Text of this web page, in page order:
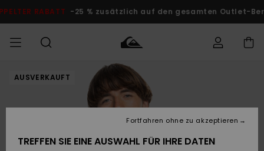
zur
Produktinformation
DOPPELTER RABATT -25 % zusätzlich auf den gesamten
MÄNNER Kleidung
Accessoires
Kleidung
Accessoires
FRAUEN
Shop
Brandneu
Surf Shop
Männer
Kinder
Snow Shop
Männer
Snow Shop
Kinder
Outlet
Herren
KINDER
Auf meine
Bestellung
zugreifen
AUSVERKAUFT
TREFFEN SIE EINE AUSWAHL FÜR IHRE DATEN
Fortfahren ohne zu akzeptieren